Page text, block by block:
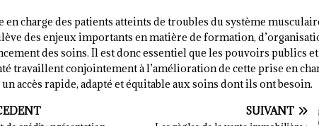
en charge des patients atteints de troubles du système
des enjeux importants en matière de formation,
des soins. Il est donc essentiel que les pouvoirs publics
travaillent conjointement à l’amélioration de cette prise en
accès rapide, adapté et équitable aux soins dont ils ont besoin.
SUIVANT